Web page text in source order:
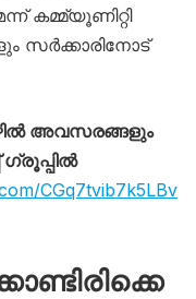
കമ്മ്യൂണിറ്റി
സർക്കാരിനോട്
അവസരങ്ങളും
CGq7tvib7k5LBv